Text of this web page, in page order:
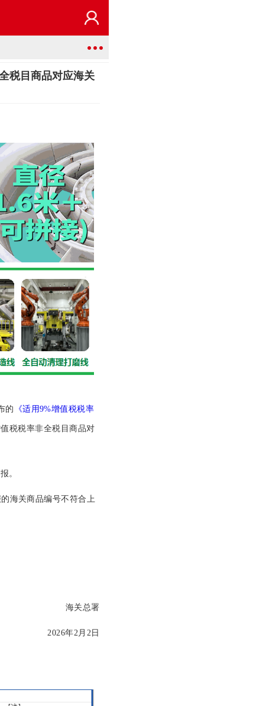
税目商品对应海关
的 《适用9%增值税税率
税税率非全税目商品对
。
海关商品编号不符合上
海关总署
2026年2月2日